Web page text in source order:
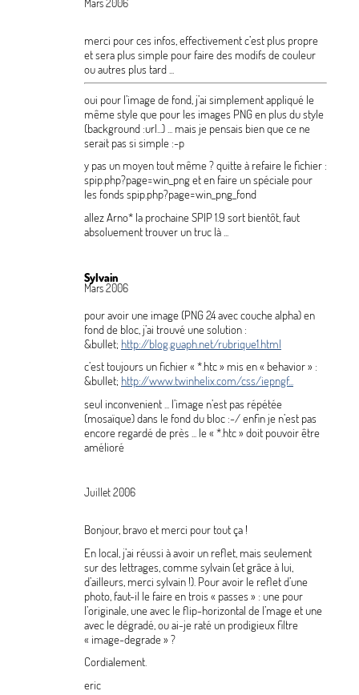
Mars 2006
merci pour ces infos, effectivement c’est plus propre
et sera plus simple pour faire des modifs de couleur
ou autres plus tard ...
oui pour l’image de fond, j’ai simplement appliqué le
même style que pour les images PNG en plus du style
(background :url...) ... mais je pensais bien que ce ne
serait pas si simple :-p
y pas un moyen tout même? quitte à refaire le fichier :
spip.php?page=win_pnget en faire un spéciale pour
les fonds spip.php?page=win_png_fond
allez Arno* la prochaine SPIP 1.9 sort bientôt, faut
absoluement trouver un truc là ...
Sylvain
Mars 2006
pour avoir une image (PNG 24 avec couche alpha) en
fond de bloc, j’ai trouvé une solution :
&bullet; http://blog.guaph.net/rubrique1.html
c’est toujours un fichier « *.htc» mis en « behavior» :
&bullet; http://www.twinhelix.com/css/iepngf...
seul inconvenient ... l’image n’est pas répétée
(mosaïque) dans le fond du bloc :-/ enfin je n’est pas
encore regardé de près ... le « *.htc» doit pouvoir être
amélioré
Juillet 2006
Bonjour, bravo et merci pour tout ça !
En local, j’ai réussi à avoir un reflet, mais seulement
sur des lettrages, comme sylvain (et grâce à lui,
d’ailleurs, merci sylvain !). Pour avoir le reflet d’une
photo, faut-il le faire en trois « passes » : une pour
l’originale, une avec le flip-horizontal de l’mage et une
avec le dégradé, ou ai-je raté un prodigieux filtre
« image-degrade» ?
Cordialement.
eric